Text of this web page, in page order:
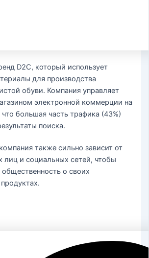
D2C, который использует
для производства
обуви. Компания управляет
электронной коммерции на
большая часть трафика (43%)
поиска.
также сильно зависит от
лиц и социальных сетей, чтобы
о своих